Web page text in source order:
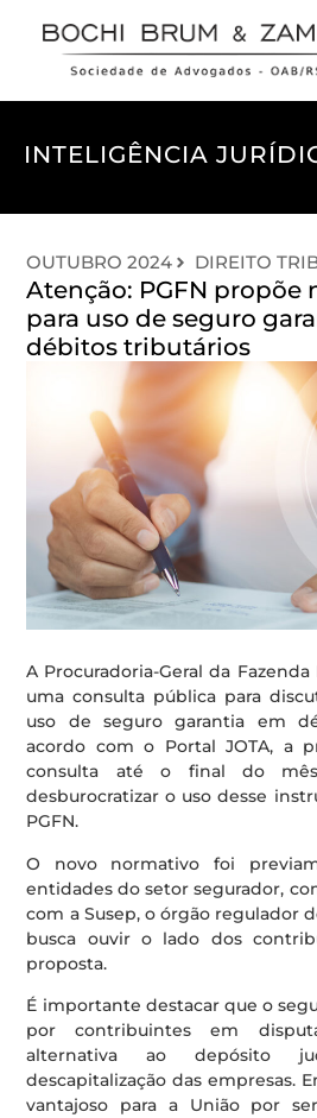
INTELIGÊNCIA
OUTUBRO 2024 DIREITO
Atenção: PGFN propõe
para uso de seguro
débitos tributários
A Procuradoria-Geral da
uma consulta pública para
uso de seguro garantia em
acordo com o Portal JOTA, a
consulta até o final do
desburocratizar o uso desse
PGFN.
O novo normativo foi
entidades do setor segurador,
com a Susep, o órgão regulador
busca ouvir o lado dos
proposta.
É importante destacar que o
por contribuintes em
alternativa ao depósito
descapitalização das empresas.
vantajoso para a União por